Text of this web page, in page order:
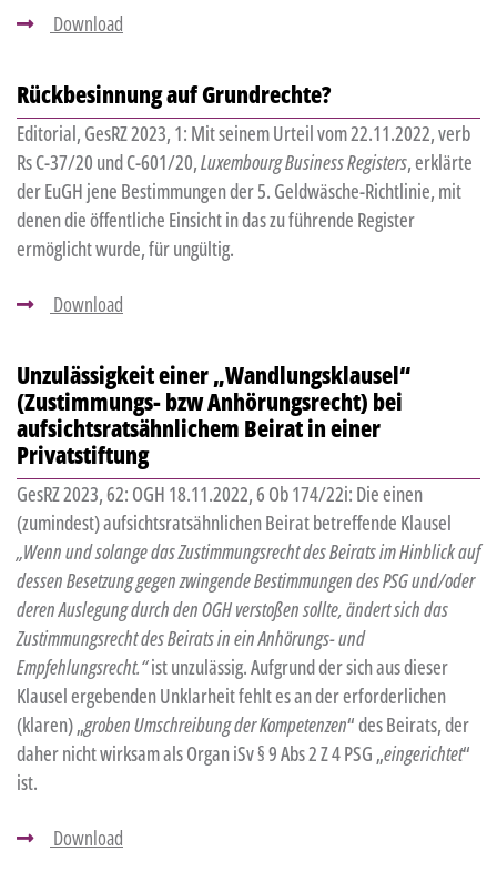
Download
Rückbesinnung auf Grundrechte?
Editorial, GesRZ 2023, 1: Mit seinem Urteil vom 22.11.2022, verb
Rs C-37/20 und C-601/20,Luxembourg Business Registers, erklärte
der EuGH jene Bestimmungen der 5. Geldwäsche-Richtlinie, mit
denen die öffentliche Einsicht in das zu führende Register
ermöglicht wurde, für ungültig.
Download
Unzulässigkeit einer „Wandlungsklausel“
(Zustimmungs- bzw Anhörungsrecht) bei
aufsichtsratsähnlichem Beirat in einer
Privatstiftung
GesRZ 2023, 62: OGH 18.11.2022, 6 Ob 174/22i: Die einen
(zumindest) aufsichtsratsähnlichen Beirat betreffende Klausel
„Wenn und solange das Zustimmungsrecht des Beirats im Hinblick auf
dessen Besetzung gegen zwingende Bestimmungen des PSG und/oder
deren Auslegung durch den OGH verstoßen sollte, ändert sich das
Zustimmungsrecht des Beirats in ein Anhörungs- und
Empfehlungsrecht.“ist unzulässig. Aufgrund der sich aus dieser
Klausel ergebenden Unklarheit fehlt es an der erforderlichen
(klaren) „groben Umschreibung der Kompetenzen“ des Beirats, der
daher nicht wirksam als Organ iSv § 9 Abs 2 Z 4 PSG „eingerichtet“
ist.
Download